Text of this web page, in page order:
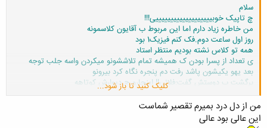
سلام
چ تاپیک خوبیییییییییییییییییییی!!!
من خاطره زیاد دارم اما این مربوط ب آقایون کلاسمونه
روز اول ساعت دوم.فک کنم فیزیک1 بود
همه تو کلاس نشته بودیم منتظر استاد
ی تعداد از پسرا بودن ک همیشه تمام تلاششونو میکردن واسه جلب توجه
بعد یهو یکیشون پاشد رفت دم پنجره نگاه کرد بیرونو
برگشت ب دوستش گفت:فلانی!! اینجارو چ دیوارش کوتاهه
کلاس منهدم شد از خنده!!! طفلی تا ترم آخر سوژه شد دیگه
کلیک کنید تا باز شود...
من از دل درد بمیرم تقصیر شماست
این عالی بود عالی